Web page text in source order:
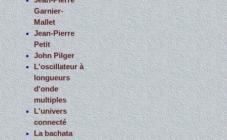
Garnier-
Mallet
Jean-Pierre
Petit
John Pilger
L'oscillateur à
longueurs
d'onde
multiples
L'univers
connecté
La bachata